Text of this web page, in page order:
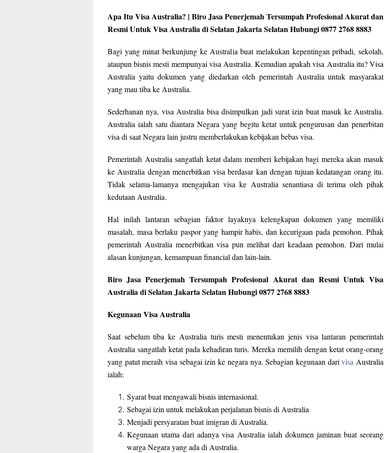
Apa Itu Visa Australia? | Biro Jasa Penerjemah Tersumpah Profesional Akurat dan
Resmi Untuk Visa Australia di Selatan Jakarta Selatan Hubungi 0877 2768 8883
Bagi yang minat berkunjung ke Australia buat melakukan kepentingan pribadi, sekolah,
ataupun bisnis mesti mempunyai visa Australia. Kemudian apakah visa Australia itu? Visa
Australia yaitu dokumen yang diedarkan oleh pemerintah Australia untuk masyarakat
yang mau tiba ke Australia.
Sederhanan nya, visa Australia bisa disimpulkan jadi surat izin buat masuk ke Australia.
Australia ialah satu diantara Negara yang begitu ketat untuk pengurusan dan penerbitan
visa di saat Negara lain justru memberlakukan kebijakan bebas visa.
Pemerintah Australia sangatlah ketat dalam memberi kebijakan bagi mereka akan masuk
ke Australia dengan menerbitkan visa berdasar kan dengan tujuan kedatangan orang itu.
Tidak selama-lamanya mengajukan visa ke Australia senantiasa di terima oleh pihak
kedutaan Australia.
Hal inilah lantaran sebagian faktor layaknya kelengkapan dokumen yang memiliki
masalah, masa berlaku paspor yang hampir habis, dan kecurigaan pada pemohon. Pihak
pemerintah Australia menerbitkan visa pun melihat dari keadaan pemohon. Dari mulai
alasan kunjungan, kemampuan financial dan lain-lain.
Biro Jasa Penerjemah Tersumpah Profesional Akurat dan Resmi Untuk Visa
Australia di Selatan Jakarta Selatan Hubungi 0877 2768 8883
Kegunaan Visa Australia
Saat sebelum tiba ke Australia turis mesti menentukan jenis visa lantaran pemerintah
Australia sangatlah ketat pada kehadiran turis. Mereka memilih dengan ketat orang-orang
yang patut meraih visa sebagai izin ke negara nya. Sebagian kegunaan darivisa Australia
ialah:
Syarat buat mengawali bisnis internasional.
Sebagai izin untuk melakukan perjalanan bisnis di Australia
Menjadi persyaratan buat imigran di Australia.
Kegunaan utama dari adanya visa Australia ialah dokumen jaminan buat seorang
warga Negara yang ada di Australia.